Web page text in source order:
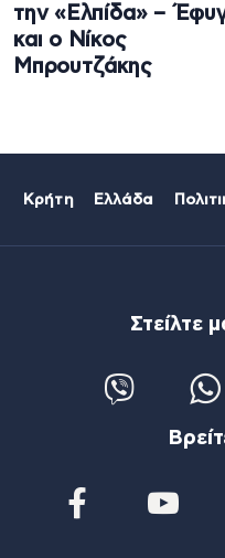
την «Ελπίδα» –
και ο Νίκος
Μπρουτζάκης
Κρήτη Ελλάδα
Στείλτε